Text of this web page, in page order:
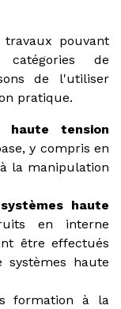
pouvant
de
de l'utiliser
pratique.
haute tension
y compris en
la manipulation
haute
en interne
être effectués
systèmes haute
formation à la